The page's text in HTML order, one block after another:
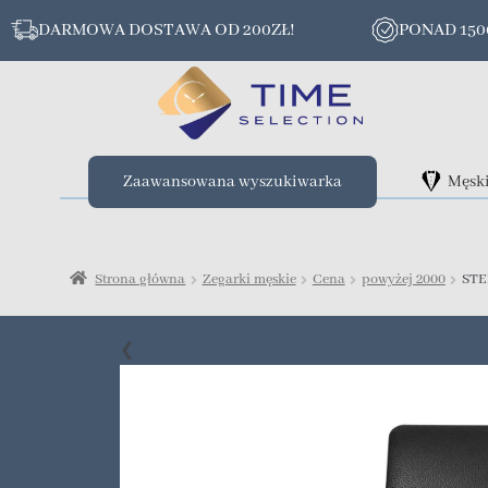
DARMOWA DOSTAWA OD 200ZŁ! PONAD
Zaawansowana wyszukiwarka
Strona główna Zegarki męskie Cena powyżej 2000
❮